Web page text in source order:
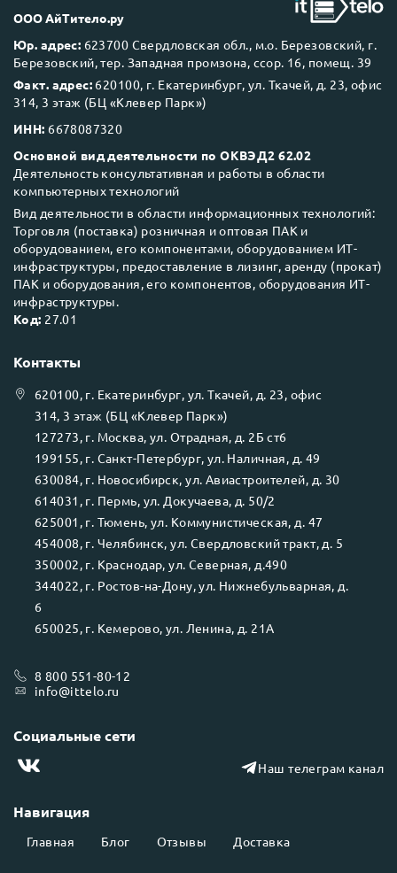
Next Business Day (NBD)
ООО АйТитело.ру
Юр. адрес: 623700 Свердловская обл., м.о. Березовский, г.
Березовский, тер. Западная промзона, ссор. 16, помещ. 39
Факт. адрес: 620100, г. Екатеринбург, ул. Ткачей, д. 23, офис
314, 3 этаж (БЦ «Клевер Парк»)
ИНН: 6678087320
Основной вид деятельности по ОКВЭД2 62.02
Деятельность консультативная и работы в области
компьютерных технологий
Вид деятельности в области информационных технологий:
Торговля (поставка) розничная и оптовая ПАК и
оборудованием, его компонентами, оборудованием ИТ-
инфраструктуры, предоставление в лизинг, аренду (прокат)
ПАК и оборудования, его компонентов, оборудования ИТ-
инфраструктуры.
Код: 27.01
Навигация
Главная Блог Отзывы Доставка
Контакты
620100, г. Екатеринбург, ул.Ткачей, д. 23, офис
314, 3 этаж (БЦ «Клевер Парк»)
127273, г. Москва, ул. Отрадная, д. 2Б ст6
199155, г. Санкт-Петербург, ул. Наличная, д. 49
630084, г. Новосибирск, ул. Авиастроителей, д. 30
614031 , г. Пермь, ул. Докучаева, д. 50/2
625001 , г. Тюмень, ул. Коммунистическая, д. 47
454008, г. Челябинск, ул. Свердловский тракт, д. 5
350002, г. Краснодар, ул. Северная, д.490
344022, г. Ростов-на-Дону, ул. Нижнебульварная, д.
6
650025, г. Кемерово, ул. Ленина, д. 21А
8 800 551-80-12
info@ittelo.ru
Социальные сети
Наш телеграм канал